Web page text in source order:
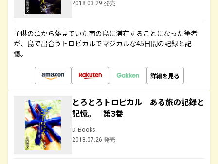
2018.03.29 発売
子供の頃から夢見ていた南の島に滞在することになった筆者
が、島で出合うトロピカルでマジカルな45日間の記録と記
憶。
詳細を見る
とろとろトロピカル ある旅の記録と
記憶。 第3巻
D-Books
2018.07.26 発売